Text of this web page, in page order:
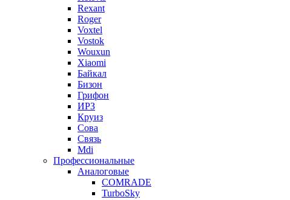
Rexant
Roger
Voxtel
Vostok
Wouxun
Xiaomi
Байкал
Бизон
Грифон
ИРЗ
Круиз
Сова
Связь
Mdi
Профессиональные
Аналоговые
COMRADE
TurboSky